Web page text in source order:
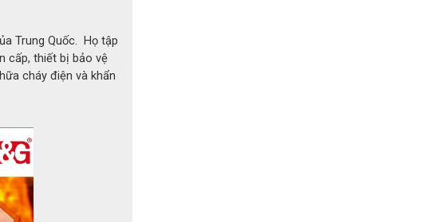
Trung Quốc. Họ tập
cấp, thiết bị bảo vệ
cháy điện và khẩn